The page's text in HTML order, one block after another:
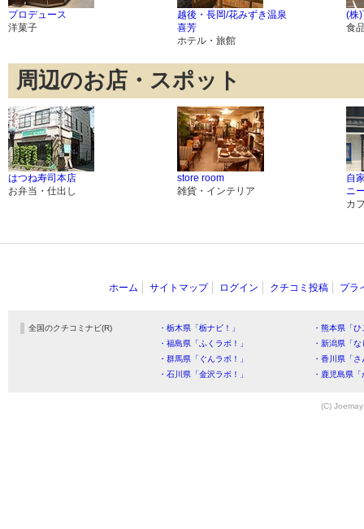
プロデュース
洋菓子
越後・長岡/花みずき温泉
喜芳
ホテル・旅館
(株
食
周辺のお店・スポット
はつね寿司本店
お弁当・仕出し
store room
雑貨・インテリア
自
ニ
カ
ホーム サイトマップ ログイン クチコミ投稿 プラ
全国のクチコミナビ(R) ・栃木県「栃ナビ！」
・熊本県「
・福島県「ふくラボ！」
・新潟県「
・群馬県「ぐんラボ！」
・香川県「
・石川県「金沢ラボ！」
・鹿児島県
(C)